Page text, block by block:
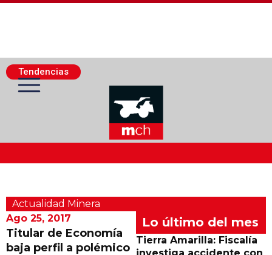
Tendencias
Actualidad Minera
Minería Superficie
Minerí­a Subterránea
Actualidad Minera
Ago 25, 2017
Titular de Economía
baja perfil a polémico
Lo último del mes
Tierra Amarilla: Fiscalía